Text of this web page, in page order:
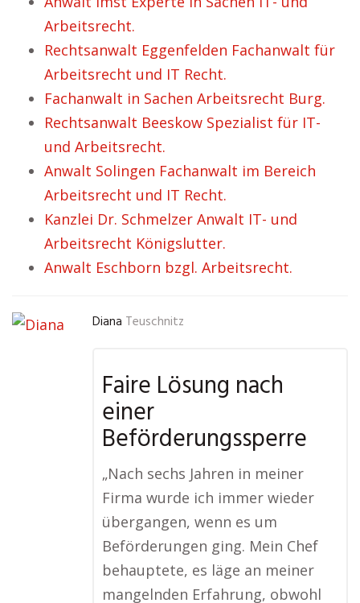
Arbeitsrecht.
Rechtsanwalt Eggenfelden Fachanwalt für
Arbeitsrecht und IT Recht.
Fachanwalt in Sachen Arbeitsrecht Burg.
Rechtsanwalt Beeskow Spezialist für IT-
und Arbeitsrecht.
Anwalt Solingen Fachanwalt im Bereich
Arbeitsrecht und IT Recht.
Kanzlei Dr. Schmelzer Anwalt IT- und
Arbeitsrecht Königslutter.
Anwalt Eschborn bzgl. Arbeitsrecht.
Diana Teuschnitz
Faire Lösung nach
einer
Beförderungssperre
„Nach sechs Jahren in meiner
Firma wurde ich immer wieder
übergangen, wenn es um
Beförderungen ging. Mein Chef
behauptete, es läge an meiner
mangelnden Erfahrung, obwohl